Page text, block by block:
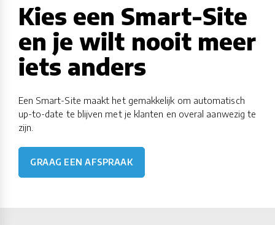
Kies een Smart-Site
en je wilt nooit meer
iets anders
Een Smart-Site maakt het gemakkelijk om automatisch
up-to-date te blijven met je klanten en overal aanwezig te
zijn.
GRAAG EEN AFSPRAAK